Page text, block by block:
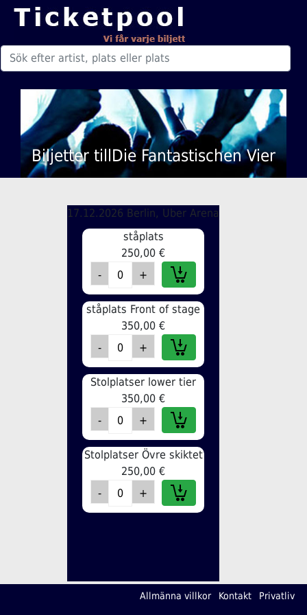
Biljetter tillDie Fantastischen Vier
17.12.2026 Berlin, Uber Arena
ståplats
250,00 €
ståplats Front of stage
350,00 €
Stolplatser lower tier
350,00 €
Stolplatser Övre skiktet
250,00 €
Allmänna villkor Kontakt Privatliv